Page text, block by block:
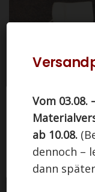
Packsack – Größe
38 cm
2,10€
Diese Seite
Einstellungen
Vom 03.08.
ab 10.08.
dennoch –
dann